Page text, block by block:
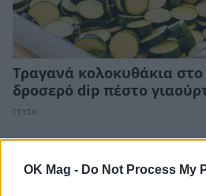
OK Mag - Do Not Process My
Τραγανά κολοκυθάκια
δροσερό dip πέστο
ΓΕΥΣΗ